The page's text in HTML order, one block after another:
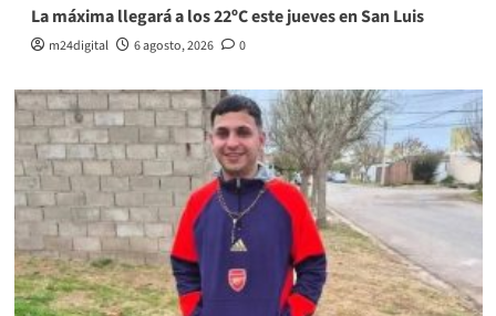
La máxima llegará a los 22ºC este jueves en San Luis
m24digital 6 agosto, 2026 0